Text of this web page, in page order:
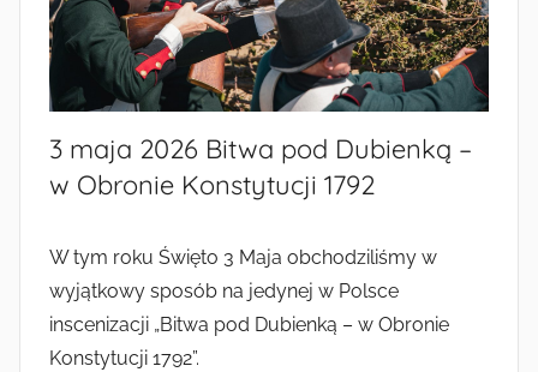
3 maja 2026 Bitwa pod Dubienką –
w Obronie Konstytucji 1792
W tym roku Święto 3 Maja obchodziliśmy w
wyjątkowy sposób na jedynej w Polsce
inscenizacji „Bitwa pod Dubienką – w Obronie
Konstytucji 1792”.